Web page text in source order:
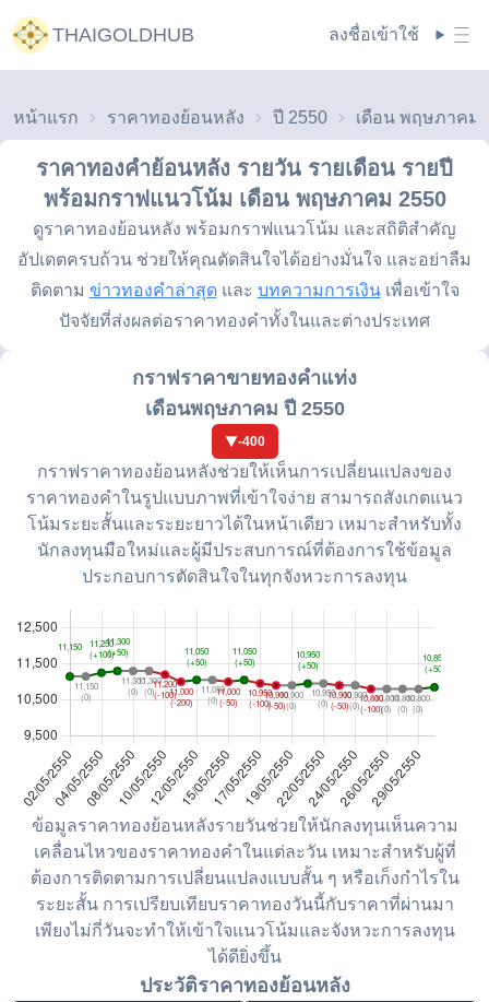
THAIGOLDHUB ลงชื่อเข้าใช้
หน้าแรก ราคาทองย้อนหลัง ปี 2550
ราคาทองคำย้อนหลัง รายวัน รายเดือน รายปี
พร้อมกราฟแนวโน้ม เดือน พฤษภาคม 2550
ดูราคาทองย้อนหลัง พร้อมกราฟแนวโน้ม และสถิติสำคัญ
อัปเดตครบถ้วน ช่วยให้คุณตัดสินใจได้อย่างมั่นใจ และอย่าลืม
ติดตาม ข่าวทองคำล่าสุด และ บทความการเงิน เพื่อเข้าใจ
ปัจจัยที่ส่งผลต่อราคาทองคำทั้งในและต่างประเทศ
กราฟราคาขายทองคำแท่ง
เดือนพฤษภาคม ปี 2550
-400
กราฟราคาทองย้อนหลังช่วยให้เห็นการเปลี่ยนแปลงของ
ราคาทองคำในรูปแบบภาพที่เข้าใจง่าย สามารถสังเกตแนว
โน้มระยะสั้นและระยะยาวได้ในหน้าเดียว เหมาะสำหรับทั้ง
นักลงทุนมือใหม่และผู้มีประสบการณ์ที่ต้องการใช้ข้อมูล
ประกอบการตัดสินใจในทุกจังหวะการลงทุน
ข้อมูลราคาทองย้อนหลังรายวันช่วยให้นักลงทุนเห็นความ
เคลื่อนไหวของราคาทองคำในแต่ละวัน เหมาะสำหรับผู้ที่
ต้องการติดตามการเปลี่ยนแปลงแบบสั้น ๆ หรือเก็งกำไรใน
ระยะสั้น การเปรียบเทียบราคาทองวันนี้กับราคาที่ผ่านมา
เพียงไม่กี่วันจะทำให้เข้าใจแนวโน้มและจังหวะการลงทุน
ได้ดียิ่งขึ้น
ประวัติราคาทองย้อนหลัง